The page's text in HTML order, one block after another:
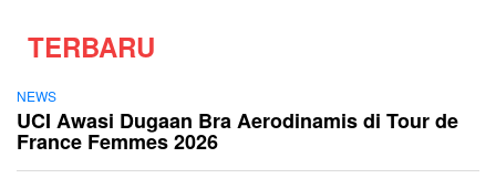
TERBARU
NEWS
UCI Awasi Dugaan Bra Aerodinamis di Tour de
France Femmes 2026